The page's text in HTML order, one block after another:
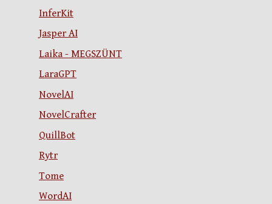
InferKit
Jasper AI
Laika - MEGSZÜNT
LaraGPT
NovelAI
NovelCrafter
QuillBot
Rytr
Tome
WordAI